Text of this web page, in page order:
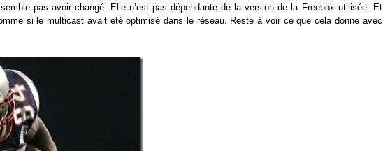
pas avoir changé. Elle n’est pas dépendante de la version de la Freebox utilisée. Et
si le multicast avait été optimisé dans le réseau. Reste à voir ce que cela donne avec